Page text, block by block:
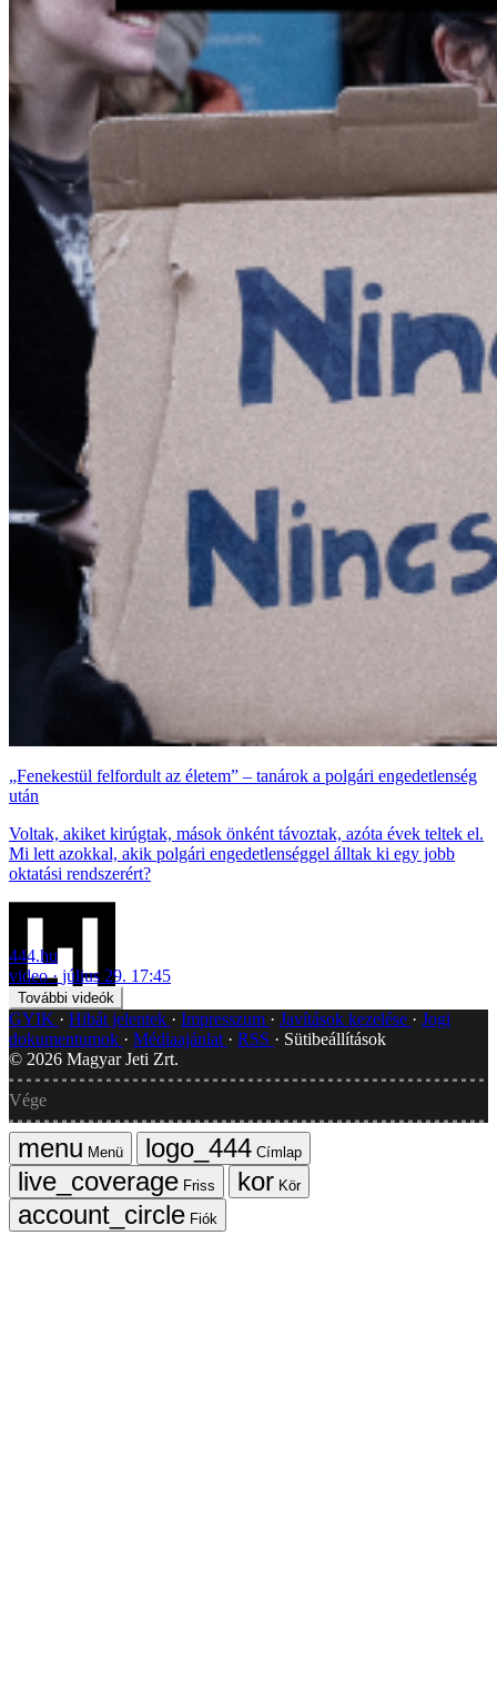
„Fenekestül felfordult az életem” – tanárok a polgári engedetlenség
után
Voltak, akiket kirúgtak, mások önként távoztak, azóta évek teltek el.
Mi lett azokkal, akik polgári engedetlenséggel álltak ki egy jobb
oktatási rendszerért?
444.hu
video
július 29. 17:45
További videók
GYIK Hibát jelentek Impresszum Javítások kezelése
Jogi
dokumentumok
Médiaajánlat RSS
Sütibeállítások
© 2026 Magyar Jeti Zrt.
Vége
Menü
Címlap
Friss
Kör
Fiók